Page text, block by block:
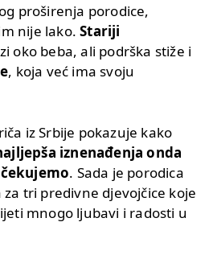
proširenja porodice,
nije lako.Stariji
oko beba, ali podrška stiže i
, koja već ima svoju
iz Srbije pokazuje kako
iznenađenja onda
. Sada je porodica
tri predivne djevojčice koje
mnogo ljubavi i radosti u